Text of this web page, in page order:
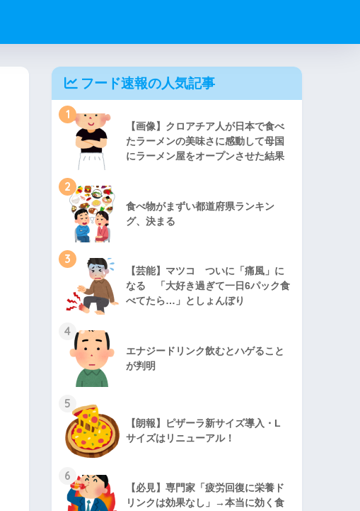
フード速報の人気記事
1
【画像】クロアチア人が日本で食べ
たラーメンの美味さに感動して母国
にラーメン屋をオープンさせた結果
2
食べ物がまずい都道府県ランキン
グ、決まる
3
【芸能】マツコ ついに「痛風」に
なる 「大好き過ぎて一日6パック食
べてたら…」としょんぼり
4
エナジードリンク飲むとハゲること
が判明
5
【朗報】ピザーラ新サイズ導入・L
サイズはリニューアル！
6
【必見】専門家「疲労回復に栄養ド
リンクは効果なし」→本当に効く食